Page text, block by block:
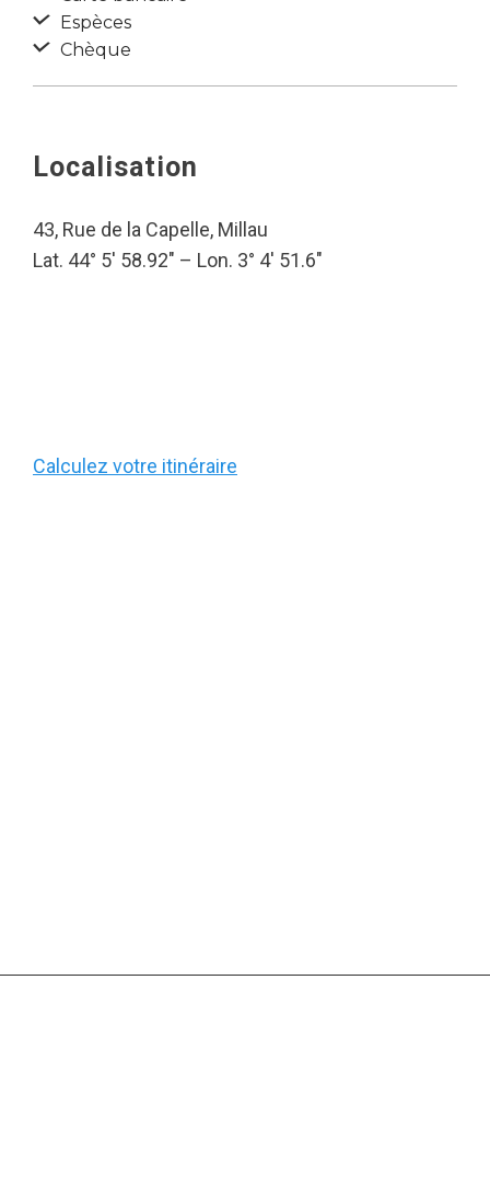
Espèces
Chèque
Localisation
43, Rue de la Capelle, Millau
Lat. 44° 5′ 58.92″ – Lon. 3° 4′ 51.6″
Calculez votre itinéraire